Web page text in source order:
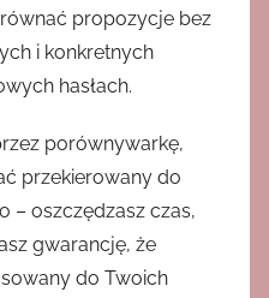
propozycje bez
i konkretnych
hasłach.
porównywarkę,
przekierowany do
– oszczędzasz czas,
gwarancję, że
do Twoich